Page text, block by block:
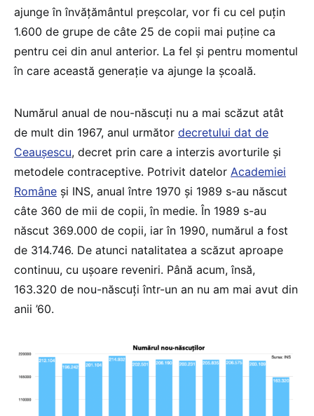
ajunge în învățământul preșcolar, vor fi cu cel puțin
1.600 de grupe de câte 25 de copii mai puține ca
pentru cei din anul anterior. La fel și pentru momentul
în care această generație va ajunge la școală.
Numărul anual de nou-născuți nu a mai scăzut atât
de mult din 1967, anul următor decretului dat de
Ceaușescu, decret prin care a interzis avorturile și
metodele contraceptive. Potrivit datelor Academiei
Române și INS, anual între 1970 și 1989 s-au născut
câte 360 de mii de copii, în medie. În 1989 s-au
născut 369.000 de copii, iar în 1990, numărul a fost
de 314.746. De atunci natalitatea a scăzut aproape
continuu, cu ușoare reveniri. Până acum, însă,
163.320 de nou-născuți într-un an nu am mai avut din
anii ’60.